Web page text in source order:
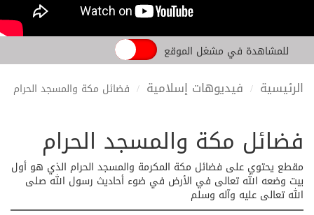
للمشاهدة في مشغل الموقع
الرئيسية فيديوهات إسلامية فضائل مكة والمسجد الحرام
فضائل مكة والمسجد الحرام
مقطع يحتوي على فضائل مكة المكرمة والمسجد الحرام الذي هو أول
بيت وضعه الله تعالى في الأرض في ضوء أحاديث رسول الله صلى
الله تعالى عليه وآله وسلم